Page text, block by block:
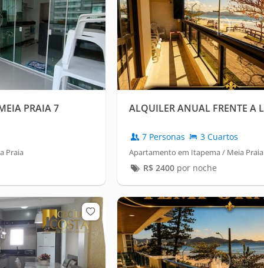
PRAIA 7
Praia
ALQUILER ANUAL FRENTE A
7 Personas 3 Cuartos
Apartamento em Itapema / Meia Praia
R$ 2400por noche